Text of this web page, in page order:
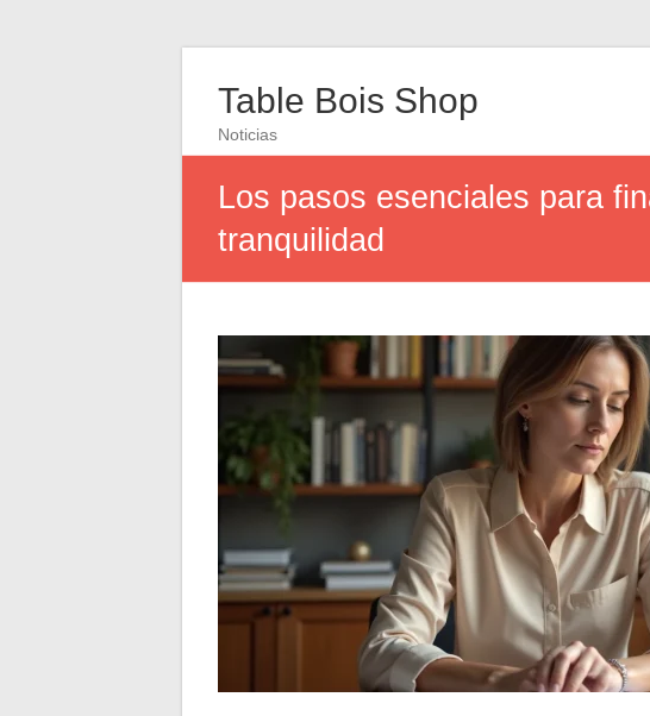
Table Bois Shop
Noticias
Los pasos esenciales para
tranquilidad